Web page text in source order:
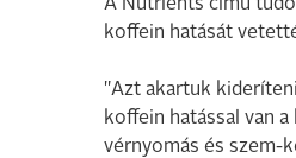
A Nutrients című
koffein hatását
"Azt akartuk
koffein hatással van
vérnyomás és szem-